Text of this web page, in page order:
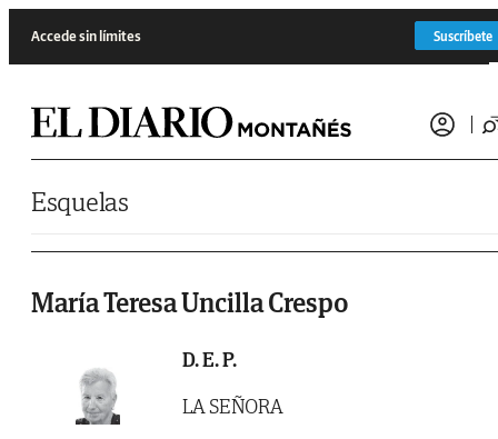
Accede sin límites Suscríbete
Esquelas
María Teresa Uncilla Crespo
D. E. P.
LA SEÑORA